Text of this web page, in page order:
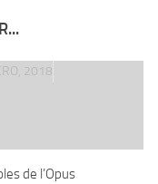
de l’Opus
2018